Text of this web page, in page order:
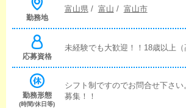
勤務地
富山県 / 富山 / 富山市
応募資格
未経験でも大歓迎！！18歳以上（
勤務形態
(時間/休日等)
シフト制ですのでお問合せ下さ
募集！！